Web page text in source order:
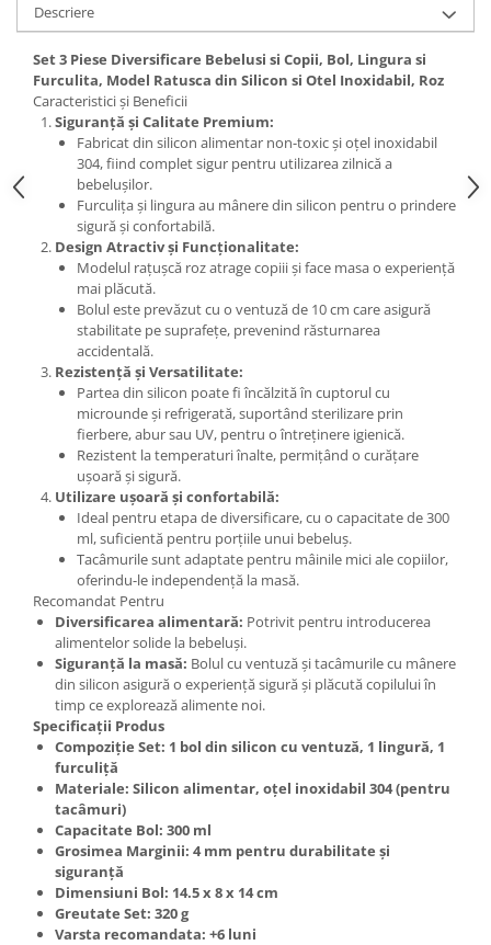
Descriere
Set 3 Piese Diversificare Bebelusi si Copii, Bol, Lingura si
Furculita, Model Ratusca din Silicon si Otel Inoxidabil, Roz
Caracteristici și Beneficii
Siguranță și Calitate Premium:
Fabricat din silicon alimentar non-toxic și oțel inoxidabil
304, fiind complet sigur pentru utilizarea zilnică a
bebelușilor.
Furculița și lingura au mânere din silicon pentru o prindere
sigură și confortabilă.
Design Atractiv și Funcționalitate:
Modelul rațușcă roz atrage copiii și face masa o experiență
mai plăcută.
Bolul este prevăzut cu o ventuză de 10 cm care asigură
stabilitate pe suprafețe, prevenind răsturnarea
accidentală.
Rezistență și Versatilitate:
Partea din silicon poate fi încălzită în cuptorul cu
microunde și refrigerată, suportând sterilizare prin
fierbere, abur sau UV, pentru o întreținere igienică.
Rezistent la temperaturi înalte, permițând o curățare
ușoară și sigură.
Utilizare ușoară și confortabilă:
Ideal pentru etapa de diversificare, cu o capacitate de 300
ml, suficientă pentru porțiile unui bebeluș.
Tacâmurile sunt adaptate pentru mâinile mici ale copiilor,
oferindu-le independență la masă.
Recomandat Pentru
Diversificarea alimentară: Potrivit pentru introducerea
alimentelor solide la bebeluși.
Siguranță la masă: Bolul cu ventuză și tacâmurile cu mânere
din silicon asigură o experiență sigură și plăcută copilului în
timp ce explorează alimente noi.
Specificații Produs
Compoziție Set: 1 bol din silicon cu ventuză, 1 lingură, 1
furculiță
Materiale: Silicon alimentar, oțel inoxidabil 304 (pentru
tacâmuri)
Capacitate Bol: 300 ml
Grosimea Marginii: 4 mm pentru durabilitate și
siguranță
Dimensiuni Bol: 14.5 x 8 x 14 cm
Greutate Set: 320 g
Varsta recomandata: +6 luni